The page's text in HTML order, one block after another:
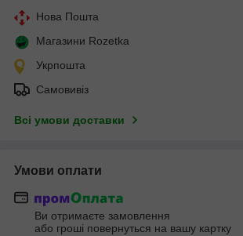
Нова Пошта
Магазини Rozetka
Укрпошта
Самовивіз
Всі умови доставки
Умови оплати
Ви отримаєте замовлення
або гроші повернуться на вашу картку